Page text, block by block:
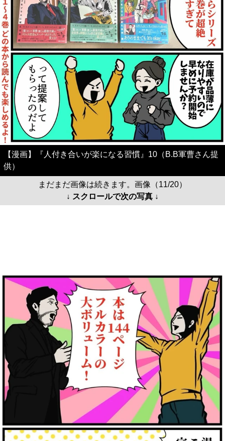
【漫画】『人付き合いが楽になる習慣』10（B.B軍曹さん提
供）
まだまだ画像は続きます。画像（11/20）
↓ スクロールで次の写真 ↓